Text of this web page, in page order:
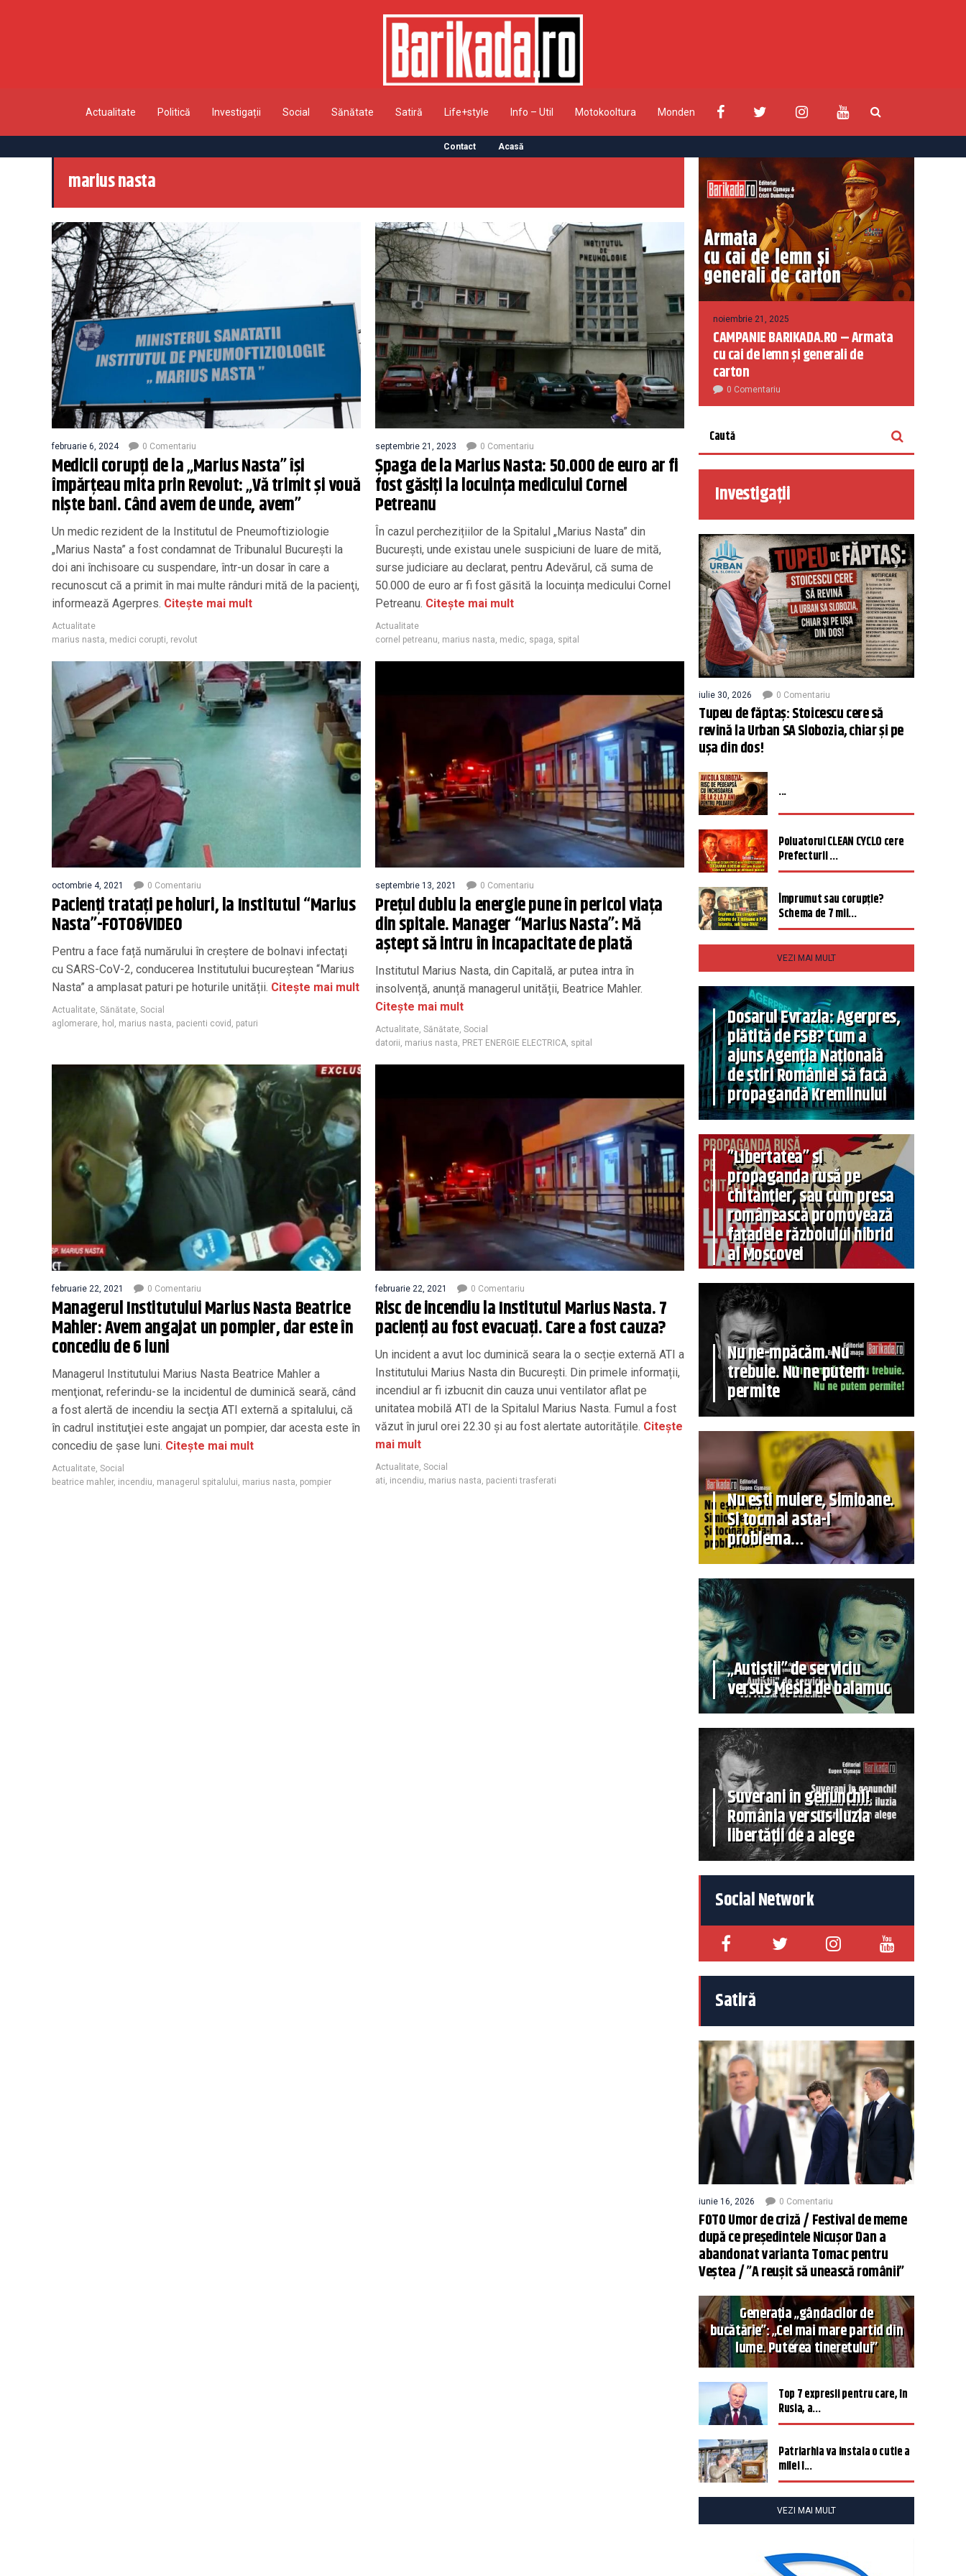
Actualitate Politică Investigații Social Sănătate Satiră Life+style Info – Util Motokooltura Monden
Contact Acasă
marius nasta
februarie 6, 2024 0 Comentariu
Medicii corupţi de la „Marius Nasta” îşi
împărţeau mita prin Revolut: „Vă trimit şi vouă
nişte bani. Când avem de unde, avem”
Un medic rezident de la Institutul de Pneumoftiziologie
„Marius Nasta” a fost condamnat de Tribunalul Bucureşti la
doi ani închisoare cu suspendare, într-un dosar în care a
recunoscut că a primit în mai multe rânduri mită de la pacienţi,
informează Agerpres. Citește mai mult
Actualitate
marius nasta medici corupti revolut
septembrie 21, 2023 0 Comentariu
Șpaga de la Marius Nasta: 50.000 de euro ar fi
fost găsiți la locuința medicului Cornel
Petreanu
În cazul perchezițiilor de la Spitalul „Marius Nasta” din
București, unde existau unele suspiciuni de luare de mită,
surse judiciare au declarat, pentru Adevărul, că suma de
50.000 de euro ar fi fost găsită la locuința medicului Cornel
Petreanu. Citește mai mult
Actualitate
cornel petreanu marius nasta medic spaga spital
octombrie 4, 2021 0 Comentariu
Pacienţi trataţi pe holuri, la Institutul “Marius
Nasta”-FOTO&VIDEO
Pentru a face față numărului în creștere de bolnavi infectați
cu SARS-CoV-2, conducerea Institutului bucureștean “Marius
Nasta” a amplasat paturi pe hoturile unității. Citește mai mult
Actualitate Sănătate Social
aglomerare hol marius nasta pacienti covid paturi
septembrie 13, 2021 0 Comentariu
Prețul dublu la energie pune în pericol viața
din spitale. Manager “Marius Nasta”: Mă
aştept să intru în incapacitate de plată
Institutul Marius Nasta, din Capitală, ar putea intra în
insolvență, anunță managerul unității, Beatrice Mahler.
Citește mai mult
Actualitate Sănătate Social
datorii marius nasta PRET ENERGIE ELECTRICA spital
februarie 22, 2021 0 Comentariu
Managerul Institutului Marius Nasta Beatrice
Mahler: Avem angajat un pompier, dar este în
concediu de 6 luni
Managerul Institutului Marius Nasta Beatrice Mahler a
menţionat, referindu-se la incidentul de duminică seară, când
a fost alertă de incendiu la secţia ATI externă a spitalului, că
în cadrul instituţiei este angajat un pompier, dar acesta este în
concediu de şase luni. Citește mai mult
Actualitate Social
beatrice mahler, incendiu managerul spitalului marius nasta pompier
februarie 22, 2021 0 Comentariu
Risc de incendiu la Institutul Marius Nasta. 7
pacienți au fost evacuați. Care a fost cauza?
Un incident a avut loc duminică seara la o secție externă ATI a
Institutului Marius Nasta din București. Din primele informații,
incendiul ar fi izbucnit din cauza unui ventilator aflat pe
unitatea mobilă ATI de la Spitalul Marius Nasta. Fumul a fost
văzut în jurul orei 22.30 și au fost alertate autoritățile. Citește
mai mult
Actualitate Social
ati incendiu marius nasta pacienti trasferati
noiembrie 21, 2025
CAMPANIE BARIKADA.RO – Armata
cu cai de lemn și generali de
carton
0 Comentariu
Investigații
iulie 30, 2026 0 Comentariu
Tupeu de făptaș: Stoicescu cere să
revină la Urban SA Slobozia, chiar și pe
ușa din dos!
...
Poluatorul CLEAN CYCLO cere
Prefecturii ...
Împrumut sau corupție?
Schema de 7 mil...
VEZI MAI MULT
Dosarul Evrazia: Agerpres,
plătită de FSB? Cum a
ajuns Agenția Națională
de știri României să facă
propagandă Kremlinului
”Libertatea” și
propaganda rusă pe
chitanțier, sau cum presa
românească promovează
fațadele războiului hibrid
al Moscovei
Nu ne-mpăcăm. Nu
trebuie. Nu ne putem
permite
Nu ești muiere, Simioane.
Și tocmai asta-i
problema…
„Autiștii” de serviciu
versus Mesia de balamuc
Suverani în genunchi!
România versus iluzia
libertății de a alege
Social Network
Satiră
iunie 16, 2026 0 Comentariu
FOTO Umor de criză / Festival de meme
după ce președintele Nicușor Dan a
abandonat varianta Tomac pentru
Veștea / ”A reușit să unească românii”
Generația „gândacilor de
bucătărie”: „Cel mai mare partid din
lume. Puterea tineretului”
Top 7 expresii pentru care, în
Rusia, a...
Patriarhia va instala o cutie a
milei î...
VEZI MAI MULT